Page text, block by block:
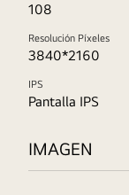
108
Resolución Píxeles
3840*2160
IPS
Pantalla IPS
IMAGEN